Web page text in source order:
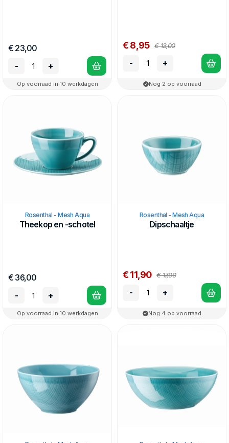
€ 23,00
-
+
Op voorraad in 10 werkdagen
€ 8,95 € 13,00
- +
Nog 2 op voorraad
Rosenthal - Mesh Aqua
Theekop en -schotel
€ 36,00
-
+
Op voorraad in 10 werkdagen
Rosenthal - Mesh Aqua
Dipschaaltje
€ 11,90 € 17,00
- +
Nog 4 op voorraad